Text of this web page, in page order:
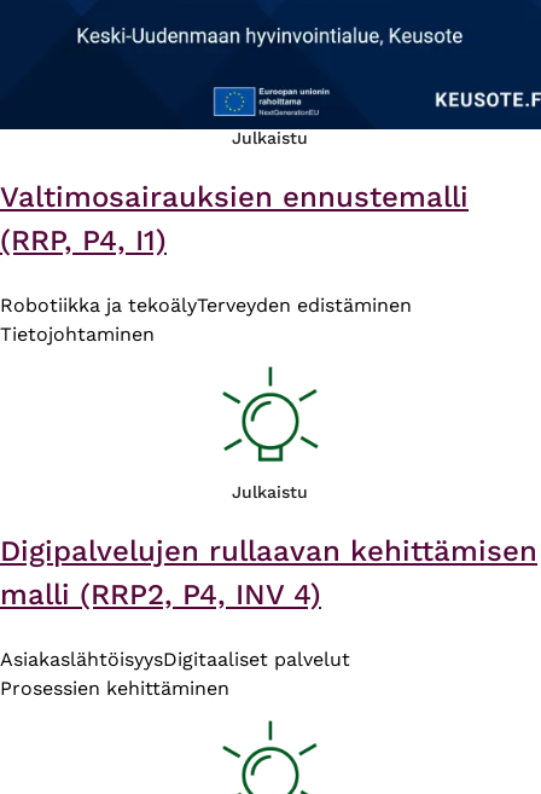
Julkaistu
Valtimosairauksien ennustemalli
(RRP, P4, I1)
Robotiikka ja tekoälyTerveyden edistäminen
Tietojohtaminen
Julkaistu
Digipalvelujen rullaavan kehittämisen
malli (RRP2, P4, INV 4)
AsiakaslähtöisyysDigitaaliset palvelut
Prosessien kehittäminen